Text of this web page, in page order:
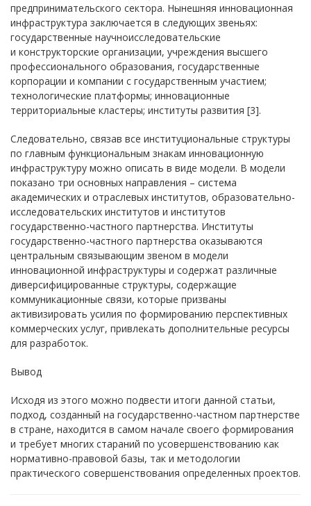
предпринимательского сектора. Нынешняя инновационная
инфраструктура заключается в следующих звеньях:
государственные научноисследовательские
и конструкторские организации, учреждения высшего
профессионального образования, государственные
корпорации и компании с государственным участием;
технологические платформы; инновационные
территориальные кластеры; институты развития [3].
Следовательно, связав все институциональные структуры
по главным функциональным знакам инновационную
инфраструктуру можно описать в виде модели. В модели
показано три основных направления – система
академических и отраслевых институтов, образовательно-
исследовательских институтов и институтов
государственно-частного партнерства. Институты
государственно-частного партнерства оказываются
центральным связывающим звеном в модели
инновационной инфраструктуры и содержат различные
диверсифицированные структуры, содержащие
коммуникационные связи, которые призваны
активизировать усилия по формированию перспективных
коммерческих услуг, привлекать дополнительные ресурсы
для разработок.
Вывод
Исходя из этого можно подвести итоги данной статьи,
подход, созданный на государственно-частном партнерстве
в стране, находится в самом начале своего формирования
и требует многих стараний по усовершенствованию как
нормативно-правовой базы, так и методологии
практического совершенствования определенных проектов.